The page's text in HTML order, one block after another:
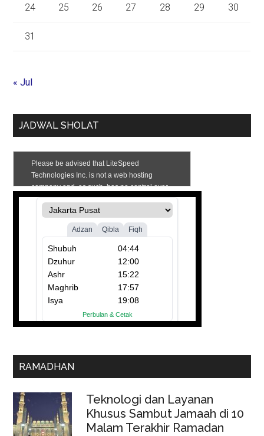
24 25 26 27 28 29 30
31
« Jul
JADWAL SHOLAT
RAMADHAN
Teknologi dan Layanan
Khusus Sambut Jamaah di 10
Malam Terakhir Ramadan